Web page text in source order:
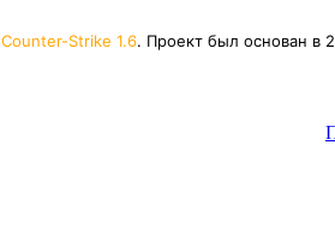
Counter-Strike 1.6. Проект был основан в